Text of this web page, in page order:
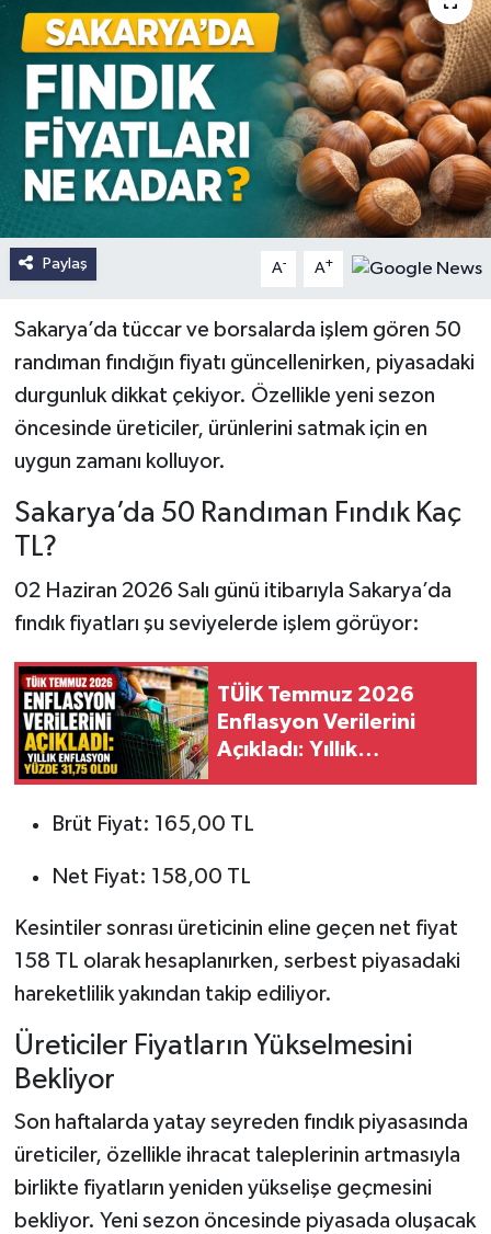
Paylaş A- A+
Sakarya’da tüccar ve borsalarda işlem gören 50
randıman fındığın fiyatı güncellenirken, piyasadaki
durgunluk dikkat çekiyor. Özellikle yeni sezon
öncesinde üreticiler, ürünlerini satmak için en
uygun zamanı kolluyor.
Sakarya’da 50 Randıman Fındık Kaç
TL?
02 Haziran 2026 Salı günü itibarıyla Sakarya’da
fındık fiyatları şu seviyelerde işlem görüyor:
TÜİK Temmuz 2026
Enflasyon Verilerini
Açıkladı: Yıllık
Brüt Fiyat: 165,00 TL
Net Fiyat: 158,00 TL
Kesintiler sonrası üreticinin eline geçen net fiyat
158 TL olarak hesaplanırken, serbest piyasadaki
hareketlilik yakından takip ediliyor.
Üreticiler Fiyatların Yükselmesini
Bekliyor
Son haftalarda yatay seyreden fındık piyasasında
üreticiler, özellikle ihracat taleplerinin artmasıyla
birlikte fiyatların yeniden yükselişe geçmesini
bekliyor. Yeni sezon öncesinde piyasada oluşacak